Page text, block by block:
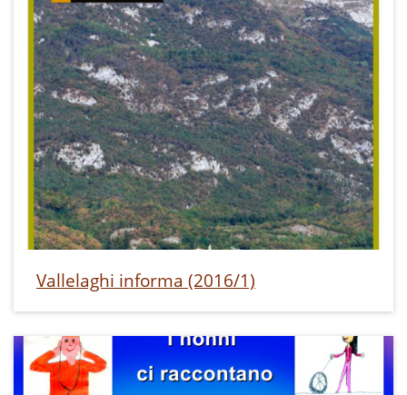
Vallelaghi informa (2016/1)